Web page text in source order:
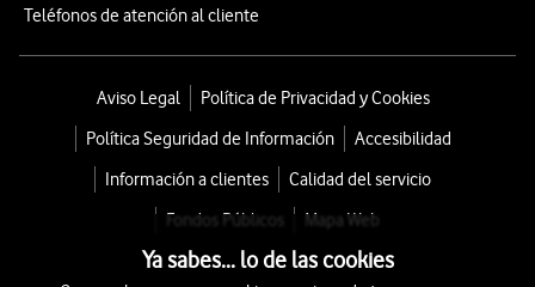
Teléfonos de atención al cliente
Aviso Legal
Política de Privacidad y Cookies
Política Seguridad de Información
Accesibilidad
Información a clientes
Calidad del servicio
Fondos Públicos
Mapa Web
Ya sabes... lo de las cookies